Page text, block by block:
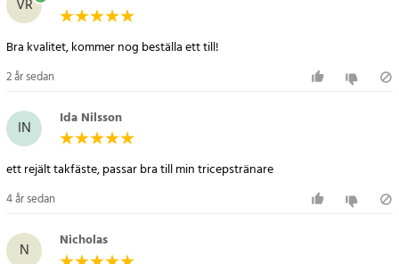
- Material: järn
- Mått: diameter 12 cm, höjd 6 cm
- Montering: för takinstallation (skruvar och fästelement ingår ej)
Artikelnummer :
VR
Bra kvalitet, kommer nog beställa ett till!
2 år sedan
IN Ida Nilsson
ett rejält takfäste, passar bra till min tricepstränare
4 år sedan
N Nicholas